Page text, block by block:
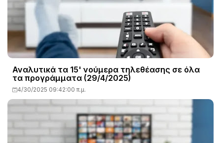
Αναλυτικά τα 15' νούμερα τηλεθέασης σε όλα
τα προγράμματα (29/4/2025)
4/30/2025 09:42:00 π.μ.